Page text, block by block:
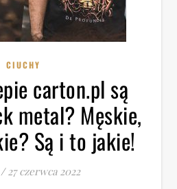
CIUCHY
carton.pl są
metal? Męskie,
Są i to jakie!
/ 27 czerwca 2022